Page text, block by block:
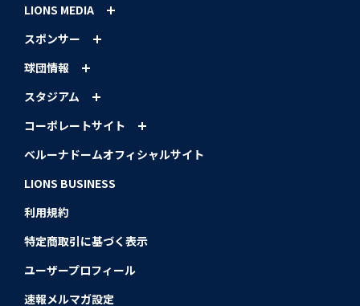
LIONS MEDIA
スポンサー
球団情報
スタジアム
コーポレートサイト
ベルーナドームオフィシャルサイト
LIONS BUSINESS
利用規約
特定商取引に基づく表示
ユーザープロフィール
速報メルマガ設定